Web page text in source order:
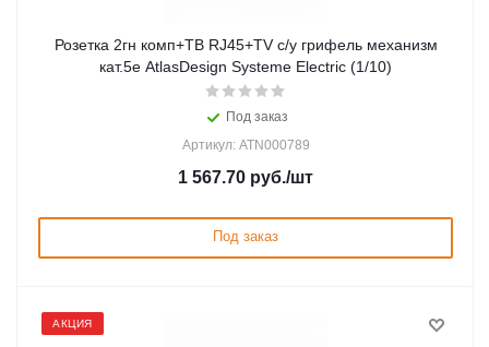
Розетка 2гн комп+ТВ RJ45+TV с/у грифель механизм
кат.5е AtlasDesign Systeme Electric (1/10)
Под заказ
Артикул: ATN000789
1 567.70 руб./шт
Под заказ
АКЦИЯ